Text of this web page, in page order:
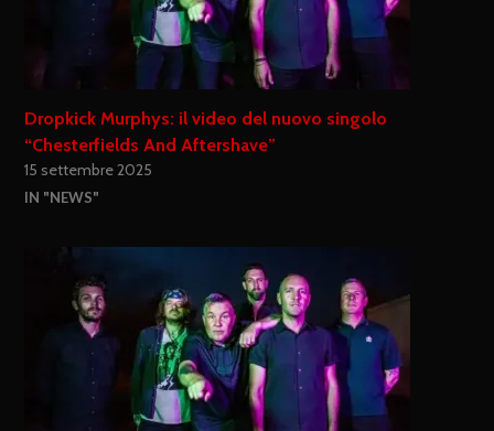
Dropkick Murphys: il video del nuovo singolo
“Chesterfields And Aftershave”
15 settembre 2025
IN "NEWS"